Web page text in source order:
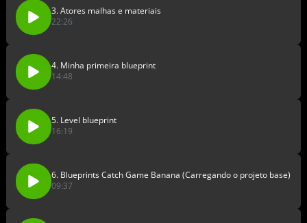
3. Atores malhas e materiais
22:26
4. Minha primeira blueprint
14:48
5. Level blueprint
16:19
6. Blueprints Catch Game Banana (Carregando o projeto base)
09:37